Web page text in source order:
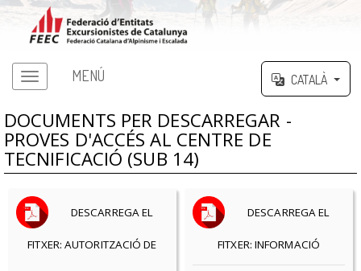
MENÚ CATALÀ
DOCUMENTS PER DESCARREGAR -
PROVES D'ACCÉS AL CENTRE DE
TECNIFICACIÓ (SUB 14)
DESCARREGA EL
FITXER: AUTORITZACIÓ DE
DESCARREGA EL
FITXER: INFORMACIÓ